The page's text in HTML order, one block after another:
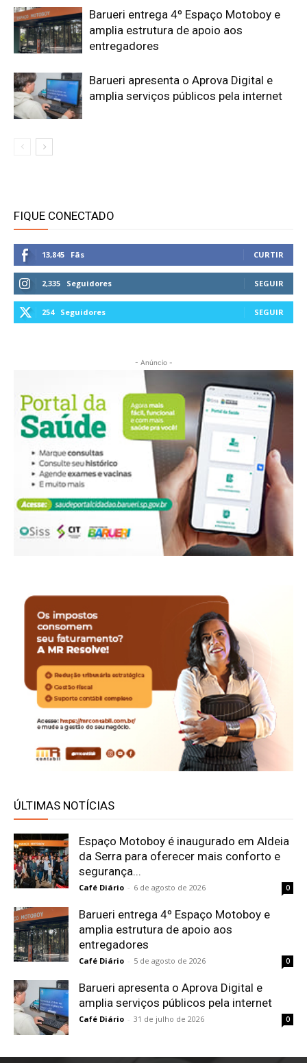
Barueri entrega 4º Espaço Motoboy e
amplia estrutura de apoio aos
entregadores
Barueri apresenta o Aprova Digital e
amplia serviços públicos pela internet
FIQUE CONECTADO
13,845 Fãs CURTIR
2,335 Seguidores SEGUIR
254 Seguidores SEGUIR
- Anúncio -
ÚLTIMAS NOTÍCIAS
Espaço Motoboy é inaugurado em Aldeia
da Serra para oferecer mais conforto e
segurança...
Café Diário - 6 de agosto de 2026 0
Barueri entrega 4º Espaço Motoboy e
amplia estrutura de apoio aos
entregadores
Café Diário - 5 de agosto de 2026 0
Barueri apresenta o Aprova Digital e
amplia serviços públicos pela internet
Café Diário - 31 de julho de 2026 0